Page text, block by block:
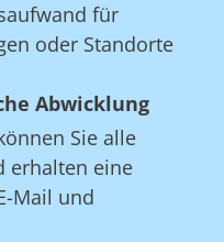
für
oder Standorte
Abwicklung
Sie alle
erhalten eine
Mail und